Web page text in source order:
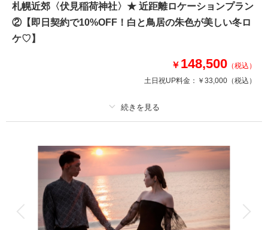
✔︎追加料金なし！和洋のチョイス自由な衣装1着
✔︎撮影データ色味補正付き！
このプランで撮影可能な撮影レポート
撮影場所：
札幌市中央区
相談予約する
来店・オンライン
札幌近郊〈伏見稲荷神社〉★ 近距離ロケーションプラン
②【即日契約で10%OFF！白と鳥居の朱色が美しい冬ロ
ケ♡】
￥ 148,500 （税込）
土日祝UP料金： ￥33,000 （税込）
撮影料 新婦衣装1着 新郎衣装1着
着付け ヘアメイク
アルバム データ 100 カット 台紙付写真
会食 挙式
家族と撮影 家族用衣装レンタル ペットと撮影